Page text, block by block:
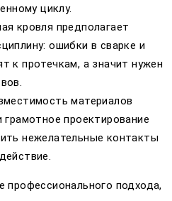
циклу.
кровля предполагает
ошибки в сварке и
к протечкам, а значит нужен
материалов
грамотное проектирование
нежелательные контакты
профессионального подхода,